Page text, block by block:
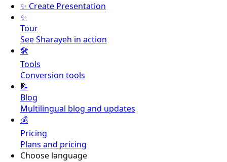
✨ Create Presentation
✨
Tour
See Sharayeh in action
🛠️
Tools
Conversion tools
📝
Blog
Multilingual blog and updates
💰
Pricing
Plans and pricing
Choose language